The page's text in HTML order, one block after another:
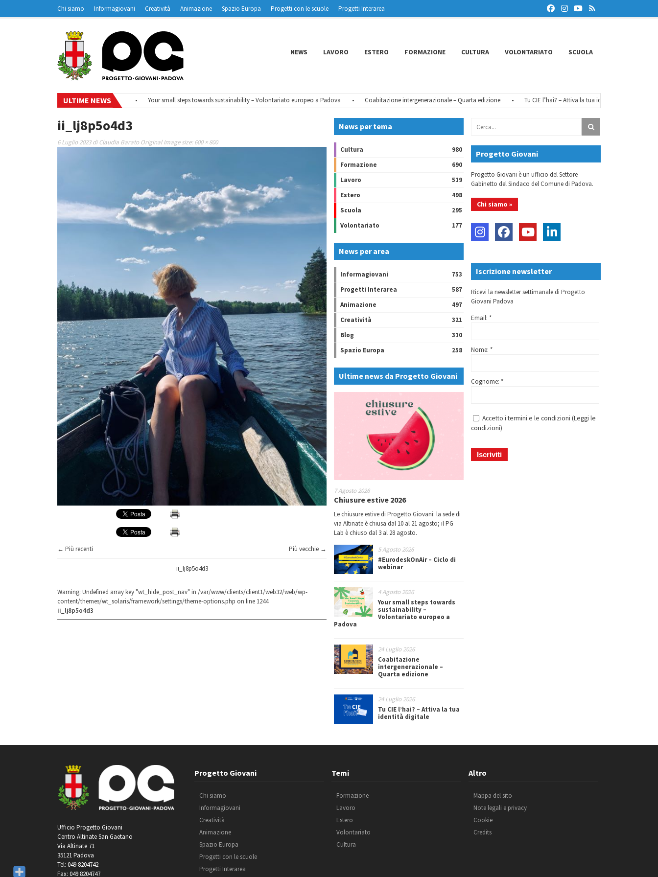
Chi siamo Informagiovani Creatività Animazione Spazio Europa Progetti con le scuole
Progetti Interarea
Contatti
Padovanet
NEWS LAVORO ESTERO FORMAZIONE CULTURA VOLONTARIATO SCUOLA
ULTIME NEWS
#EurodeskOnAir – Ciclo di webinar Your small steps towards sustainability – Volontariato europeo a Padova • Coabitazione intergenerazionale – Quarta edizione • Tu CIE l’hai? – Attiva la tua identità digitale
ii_lj8p5o4d3
6 Luglio 2023 diClaudia Barato Original Image size:600 × 800
← Più recenti Più vecchie →
ii_lj8p5o4d3
Warning: Undefined array key "wt_hide_post_nav" in /var/www/clients/client1/web32/web/wp-
content/themes/wt_solaris/framework/settings/theme-options.php on line 1244
ii_lj8p5o4d3
News per tema
Cultura
980
Formazione
690
Lavoro
519
Estero
498
Scuola
295
Volontariato
177
News per area
Informagiovani
753
Progetti Interarea
587
Animazione
497
Creatività
321
Blog
310
Spazio Europa
258
Ultime news da Progetto Giovani
7 Agosto 2026
Chiusure estive 2026
Le chiusure estive di Progetto Giovani: la sede di
via Altinate è chiusa dal 10 al 21 agosto; il PG
Lab è chiuso dal 3 al 28 agosto.
5 Agosto 2026
#EurodeskOnAir – Ciclo di
webinar
4 Agosto 2026
Your small steps towards
sustainability –
Volontariato europeo a
Padova
24 Luglio 2026
Coabitazione
intergenerazionale –
Quarta edizione
24 Luglio 2026
Tu CIE l’hai? – Attiva la tua
identità digitale
Progetto Giovani
Progetto Giovani è un ufficio del Settore
Gabinetto del Sindaco del Comune di Padova.
Chi siamo »
Iscrizione newsletter
Ricevi la newsletter settimanale di Progetto
Giovani Padova
Email: *
Nome: *
Cognome: *
Accetto i termini e le condizioni (Leggi le
condizioni)
Ufficio Progetto Giovani
Centro Altinate San Gaetano
Via Altinate 71
35121 Padova
Tel: 049 8204742
Fax: 049 8204747
Progetto Giovani
Chi siamo
Informagiovani
Creatività
Animazione
Spazio Europa
Progetti con le scuole
Progetti Interarea
Temi
Formazione
Lavoro
Estero
Volontariato
Cultura
Altro
Mappa del sito
Note legali e privacy
Cookie
Credits